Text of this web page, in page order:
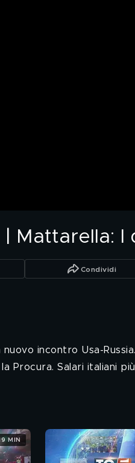
Mattarella: I
Condividi
incontro Usa-
Procura. Salari italiani
MIN